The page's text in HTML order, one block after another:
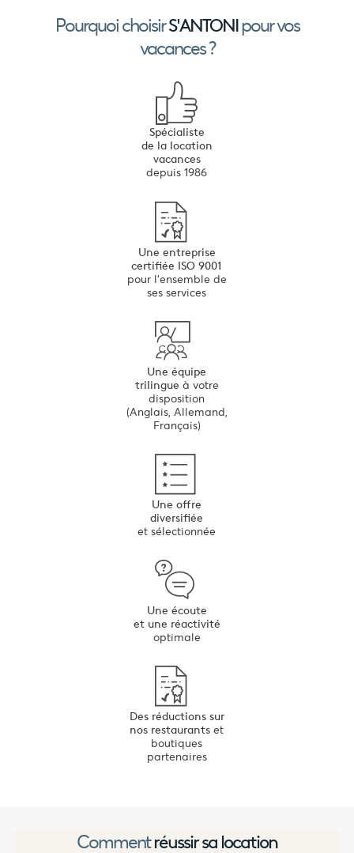
Appartement
MARSEILLAN PLAGE
Pourquoi choisirS'ANTONIpour vos
vacances ?
Spécialiste
de la location
vacances
depuis 1986
Une entreprise
certifiée ISO 9001
pour l’ensemble de
ses services
Une équipe
trilingue à votre
disposition
(Anglais, Allemand,
Français)
Une offre
diversifiée
et sélectionnée
Une écoute
et une réactivité
optimale
Des réductions sur
nos restaurants et
boutiques
partenaires
Commentréussir sa location